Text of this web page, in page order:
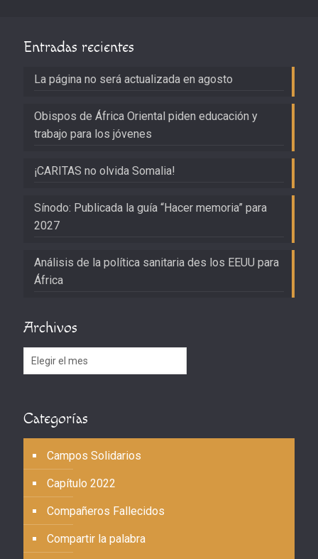
Entradas recientes
La página no será actualizada en agosto
Obispos de África Oriental piden educación y
trabajo para los jóvenes
¡CARITAS no olvida Somalia!
Sínodo: Publicada la guía “Hacer memoria” para
2027
Análisis de la política sanitaria des los EEUU para
África
Archivos
Archivos
Categorías
Campos Solidarios
Capítulo 2022
Compañeros Fallecidos
Compartir la palabra